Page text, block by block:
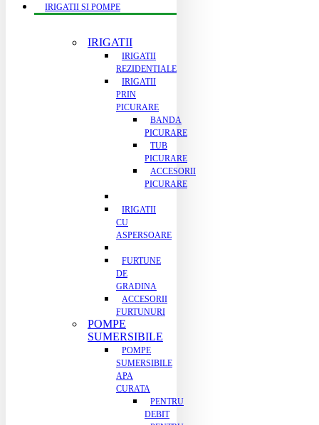
IRIGATII SI POMPE
IRIGATII
IRIGATII
REZIDENTIALE
IRIGATII
PRIN
PICURARE
BANDA
PICURARE
TUB
PICURARE
ACCESORII
PICURARE
IRIGATII
CU
ASPERSOARE
FURTUNE
DE
GRADINA
ACCESORII
FURTUNURI
POMPE
SUMERSIBILE
POMPE
SUMERSIBILE
APA
CURATA
PENTRU
DEBIT